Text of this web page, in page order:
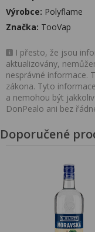
Výrobce: Polyflame
Značka: TooVap
I přesto, že jsou
aktualizovány,
nesprávné informace.
zákona. Tyto
a nemohou být
DonPealo ani bez
Doporučené